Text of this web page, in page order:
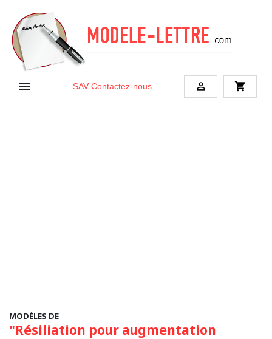
 SAV Contactez-nous  shopping_cart
MODÈLES DE
"Résiliation pour augmentation